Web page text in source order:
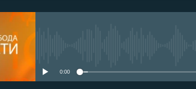
0:00